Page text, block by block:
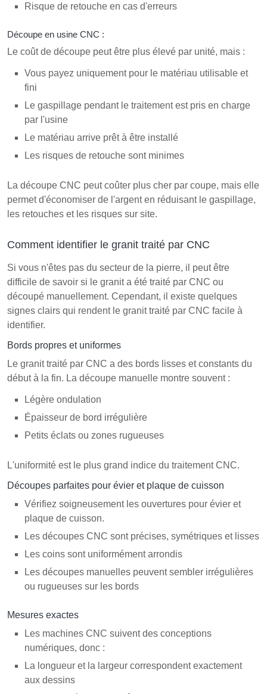
Risque de retouche en cas d'erreurs
Découpe en usine CNC :
Le coût de découpe peut être plus élevé par unité, mais :
Vous payez uniquement pour le matériau utilisable et
fini
Le gaspillage pendant le traitement est pris en charge
par l'usine
Le matériau arrive prêt à être installé
Les risques de retouche sont minimes
La découpe CNC peut coûter plus cher par coupe, mais elle
permet d'économiser de l'argent en réduisant le gaspillage,
les retouches et les risques sur site.
Comment identifier le granit traité par CNC
Si vous n'êtes pas du secteur de la pierre, il peut être
difficile de savoir si le granit a été traité par CNC ou
découpé manuellement. Cependant, il existe quelques
signes clairs qui rendent le granit traité par CNC facile à
identifier.
Bords propres et uniformes
Le granit traité par CNC a des bords lisses et constants du
début à la fin. La découpe manuelle montre souvent :
Légère ondulation
Épaisseur de bord irrégulière
Petits éclats ou zones rugueuses
L'uniformité est le plus grand indice du traitement CNC.
Découpes parfaites pour évier et plaque de cuisson
Vérifiez soigneusement les ouvertures pour évier et
plaque de cuisson.
Les découpes CNC sont précises, symétriques et lisses
Les coins sont uniformément arrondis
Les découpes manuelles peuvent sembler irrégulières
ou rugueuses sur les bords
Mesures exactes
Les machines CNC suivent des conceptions
numériques, donc :
La longueur et la largeur correspondent exactement
aux dessins